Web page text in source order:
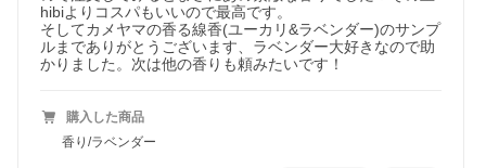
hibiよりコスパもいいので最高です。
そしてカメヤマの香る線香(ユーカリ&ラベンダー)のサンプ
ルまでありがとうございます、ラベンダー大好きなので助
かりました。次は他の香りも頼みたいです！
購入した商品
香り/ラベンダー